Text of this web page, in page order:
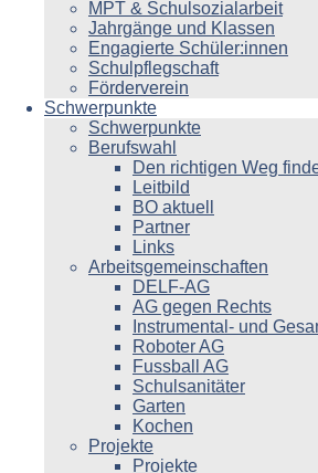
MPT & Schulsozialarbeit
Jahrgänge und Klassen
Engagierte Schüler:innen
Schulpflegschaft
Förderverein
Schwerpunkte
Schwerpunkte
Berufswahl
Den richtigen Weg
Leitbild
BO aktuell
Partner
Links
Arbeitsgemeinschaften
DELF-AG
AG gegen Rechts
Instrumental- und
Roboter AG
Fussball AG
Schulsanitäter
Garten
Kochen
Projekte
Projekte